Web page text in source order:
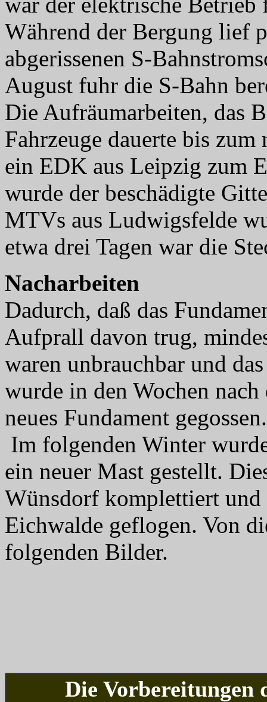
Während der Bergung lief
abgerissenen S-
August fuhr die S-Bahn
Die Aufräumarbeiten, das
Fahrzeuge dauerte bis
ein EDK aus Leipzig zum
wurde der beschädigte
MTVs aus Ludwigsfelde
etwa drei Tagen war die
Nacharbeiten
Dadurch, daß das
Aufprall davon trug,
waren unbrauchbar und
wurde in den Wochen
neues Fundament gegossen.
Im folgenden Winter
ein neuer Mast gestellt.
Wünsdorf komplettiert
Eichwalde geflogen. Von
folgenden Bilder.
Die Vorbereitungen